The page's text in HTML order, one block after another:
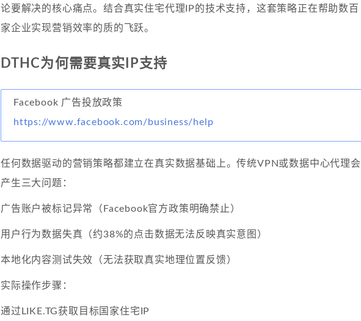
论要解决的核心痛点。结合真实住宅代理IP的技术支持，这套策略正在帮助数百
家企业实现营销效率的质的飞跃。
DTHC为何需要真实IP支持
Facebook 广告投放政策
https://www.facebook.com/business/help
任何数据驱动的营销策略都建立在真实数据基础上。传统VPN或数据中心代理会
产生三大问题：
广告账户被标记异常（Facebook官方政策明确禁止）
用户行为数据失真（约38%的点击数据无法反映真实意图）
本地化内容测试失效（无法获取真实地理位置反馈）
实际操作步骤：
通过LIKE.TG获取目标国家住宅IP